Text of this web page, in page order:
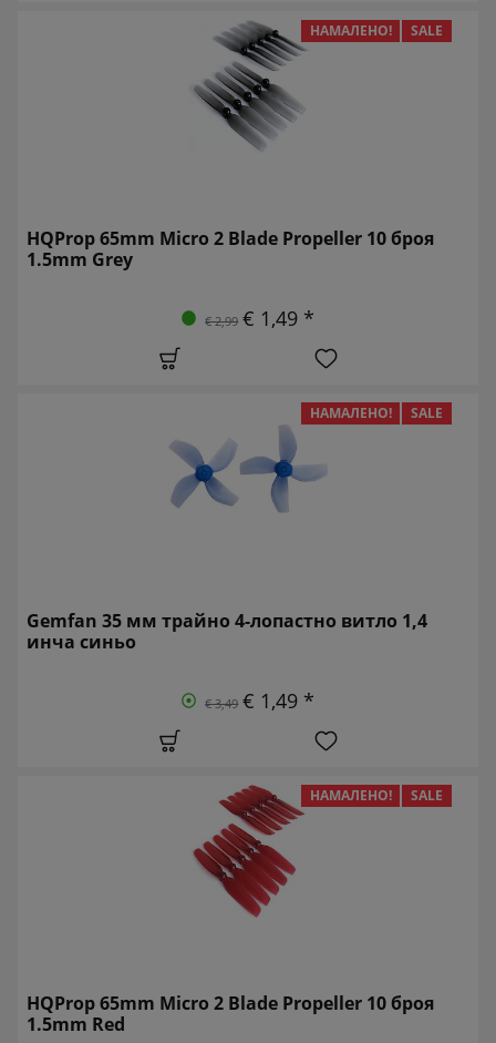
НАМАЛЕНО! SALE
HQProp 65mm Micro 2 Blade Propeller 10 броя
1.5mm Grey
€ 2,99 € 1,49 *
НАМАЛЕНО! SALE
Gemfan 35 мм трайно 4-лопастно витло 1,4
инча синьо
€ 3,49 € 1,49 *
НАМАЛЕНО! SALE
HQProp 65mm Micro 2 Blade Propeller 10 броя
1.5mm Red